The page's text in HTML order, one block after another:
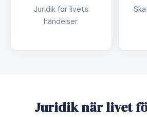
Juridik för livets
händelser.
Juridik när livet